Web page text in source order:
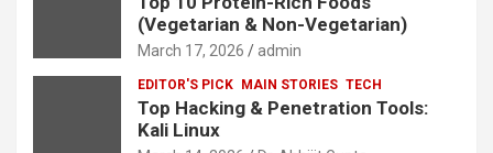
(Vegetarian & Non-Vegetarian)
March 17, 2026 admin
EDITOR'S PICK MAIN STORIES TECH
Top Hacking & Penetration Tools:
Kali Linux